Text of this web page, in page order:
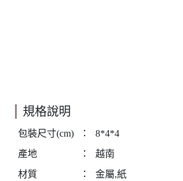
規格說明
包裝尺寸(cm) ：
8*4*4
產地
：
越南
材質
：
金屬,紙